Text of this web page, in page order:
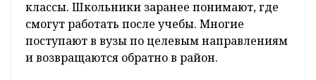
классы. Школьники заранее понимают, где
смогут работать после учебы. Многие
поступают в вузы по целевым направлениям
и возвращаются обратно в район.